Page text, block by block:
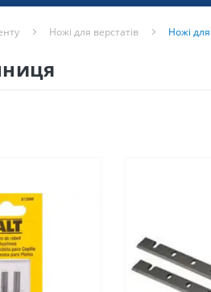
Ножі для верстатів Ножі